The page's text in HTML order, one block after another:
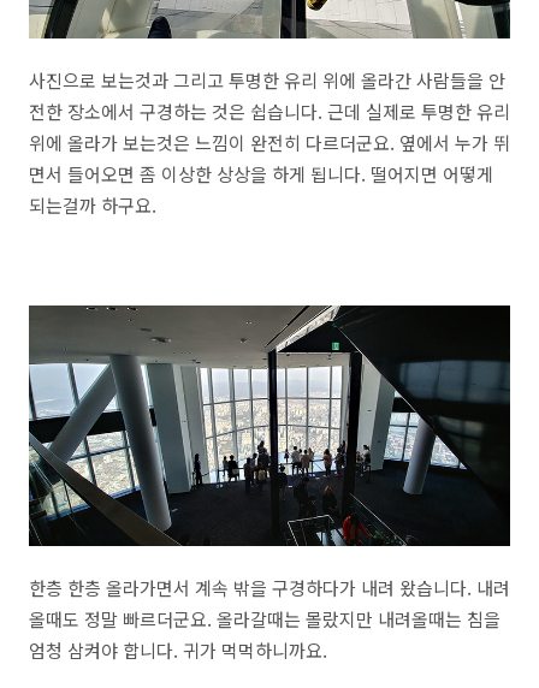
사진으로 보는것과 그리고 투명한 유리 위에 올라간 사람들을 안
전한 장소에서 구경하는 것은 쉽습니다. 근데 실제로 투명한 유리
위에 올라가 보는것은 느낌이 완전히 다르더군요. 옆에서 누가 뛰
면서 들어오면 좀 이상한 상상을 하게 됩니다. 떨어지면 어떻게
되는걸까 하구요.
한층 한층 올라가면서 계속 밖을 구경하다가 내려 왔습니다. 내려
올때도 정말 빠르더군요. 올라갈때는 몰랐지만 내려올때는 침을
엄청 삼켜야 합니다. 귀가 먹먹하니까요.